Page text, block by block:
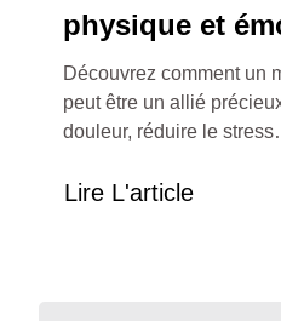
physique et
Découvrez comment un
peut être un allié
douleur, réduire le
Lire L'article